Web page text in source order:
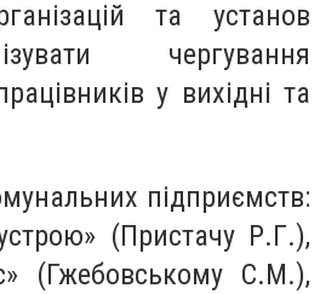
та установ
чергування
у вихідні та
підприємств:
(Пристачу Р.Г.),
(Гжебовському С.М.),